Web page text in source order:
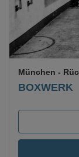
BOXWERK
München -